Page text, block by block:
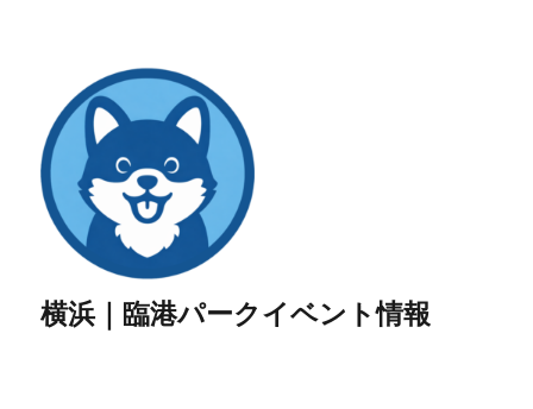
横浜｜臨港パークイベント情報